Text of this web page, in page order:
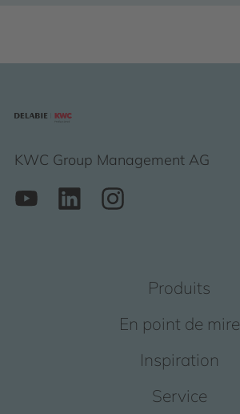
KWC Group Management AG
Produits
En point de mire
Inspiration
Service